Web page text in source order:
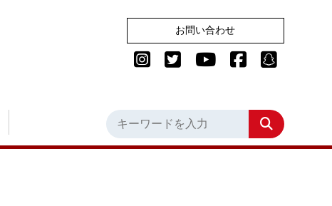
お問い合わせ